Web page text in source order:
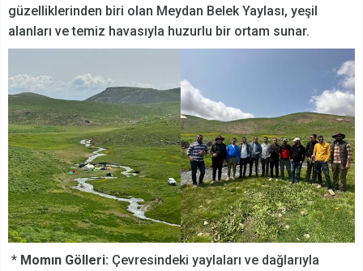
güzelliklerinden biri olan Meydan Belek Yaylası, yeşil
alanları ve temiz havasıyla huzurlu bir ortam sunar.
* Momın Gölleri: Çevresindeki yaylaları ve dağlarıyla